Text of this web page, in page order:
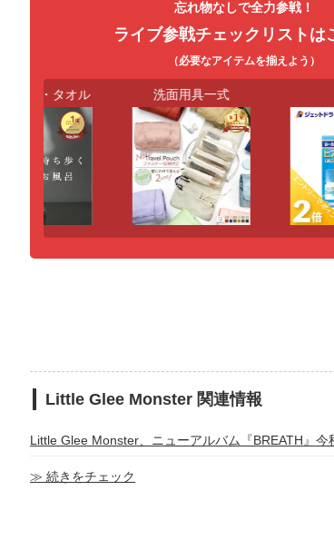
忘れ物なしで全力参戦！
ライブ参戦チェックリストは
（必要なアイテムを揃えよう）
ト・タオル 洗面用具一式
Little Glee Monster 関連情報
Little Glee Monster、ニューアルバム『BREATH』
≫ 続きをチェック